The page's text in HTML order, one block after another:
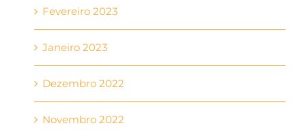
Fevereiro 2023
Janeiro 2023
Dezembro 2022
Novembro 2022